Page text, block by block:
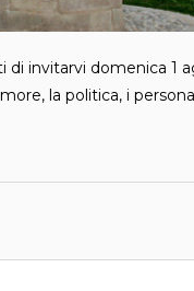
di invitarvi domenica 1
la politica, i